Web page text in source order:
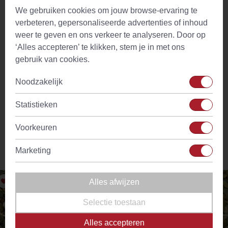
brandnetel, rozenbottels en salie. Yerba Maté Detox geeft je
niet alleen een nieuwe dosis energie, maar helpt je ook om
gifstoffen te verwijderen, de vorming van vrije radicalen te
voorkomen en de stofwisseling te reguleren.
1-3 theelepels gedroogde Mate (4 gram)
300 ml water 90°C
5 minuten laten trekken
Vergelijkbare producten
We gebruiken cookies om jouw browse-ervaring te
verbeteren, gepersonaliseerde advertenties of inhoud
weer te geven en ons verkeer te analyseren. Door op
‘Alles accepteren’ te klikken, stem je in met ons
gebruik van cookies.
Noodzakelijk
Statistieken
Voorkeuren
Marketing
Alles afwijzen
Selectie toestaan
Alles accepteren